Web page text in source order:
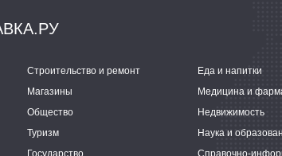
Строительство и ремонт Еда и напитки
Магазины Медицина и
Общество Недвижимость
Туризм Наука и
Государство